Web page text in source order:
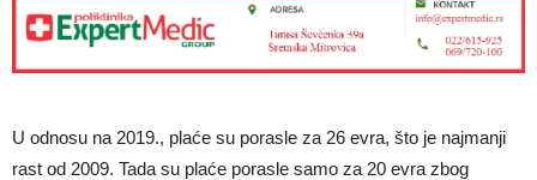
U odnosu na 2019., plaće su porasle za 26 evra, što je najmanji
rast od 2009. Tada su plaće porasle samo za 20 evra zbog